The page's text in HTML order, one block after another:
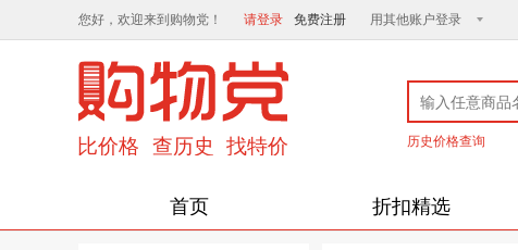
您好，欢迎来到购物党！ 请登录 免费注册 用其他账户登录
历史价格查询
首页 折扣精选